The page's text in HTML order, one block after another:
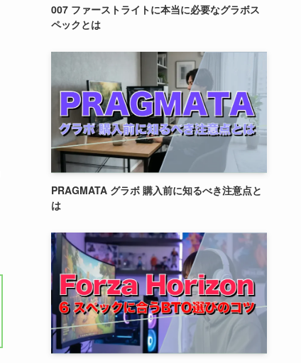
007 ファーストライトに本当に必要なグラボス
ペックとは
PRAGMATA グラボ 購入前に知るべき注意点と
は